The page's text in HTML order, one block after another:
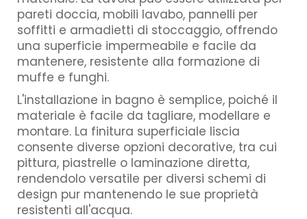
pareti doccia, mobili lavabo, pannelli per
soffitti e armadietti di stoccaggio, offrendo
una superficie impermeabile e facile da
mantenere, resistente alla formazione di
muffe e funghi.
L'installazione in bagno è semplice, poiché il
materiale è facile da tagliare, modellare e
montare. La finitura superficiale liscia
consente diverse opzioni decorative, tra cui
pittura, piastrelle o laminazione diretta,
rendendolo versatile per diversi schemi di
design pur mantenendo le sue proprietà
resistenti all'acqua.